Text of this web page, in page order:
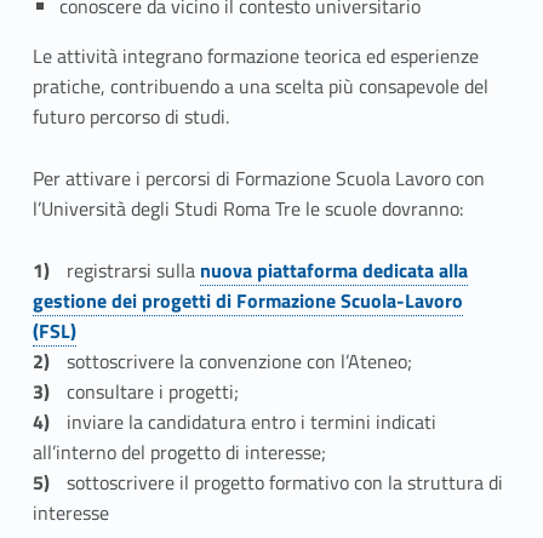
o
n
S
u
o
l
a
–
conoscere da vicino il contesto universitario
Le attività integrano formazione teorica ed esperienze
pratiche, contribuendo a una scelta più consapevole del
futuro percorso di studi.
Per attivare i percorsi di Formazione Scuola Lavoro con
l’Università degli Studi Roma Tre le scuole dovranno:
registrarsi sulla Link identifier #identifier__115509-1
nuova piattaforma dedicata alla
gestione dei progetti di Formazione Scuola-Lavoro
(FSL)
sottoscrivere la convenzione con l’Ateneo;
consultare i progetti;
inviare la candidatura entro i termini indicati
all’interno del progetto di interesse;
sottoscrivere il progetto formativo con la struttura di
interesse